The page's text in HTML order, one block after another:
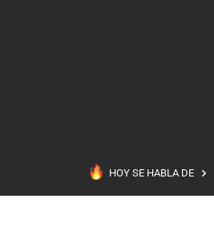
HOY SE HABLA DE